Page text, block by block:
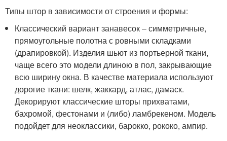
Типы штор в зависимости от строения и формы:
Классический вариант занавесок ‒ симметричные,
прямоугольные полотна с ровными складками
(драпировкой). Изделия шьют из портьерной ткани,
чаще всего это модели длиною в пол, закрывающие
всю ширину окна. В качестве материала используют
дорогие ткани: шелк, жаккард, атлас, дамаск.
Декорируют классические шторы прихватами,
бахромой, фестонами и (либо) ламбрекеном. Модель
подойдет для неоклассики, барокко, рококо, ампир.